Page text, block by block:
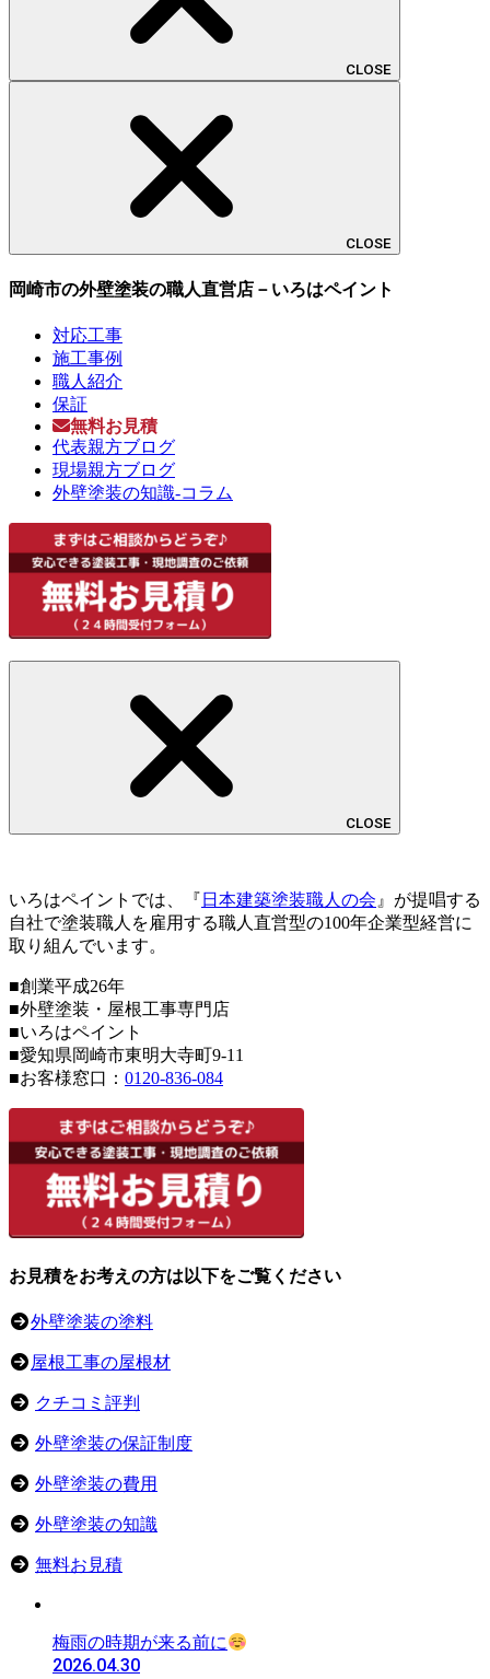
CLOSE
CLOSE
岡崎市の外壁塗装の職人直営店－いろはペイント
対応工事
施工事例
職人紹介
保証
無料お見積
代表親方ブログ
現場親方ブログ
外壁塗装の知識-コラム
CLOSE
いろはペイントでは、『 日本建築塗装職人の会 』が提唱する
自社で塗装職人を雇用する職人直営型の100年企業型経営に
取り組んでいます。
■創業平成26年
■外壁塗装・屋根工事専門店
■いろはペイント
■愛知県岡崎市東明大寺町9-11
■お客様窓口： 0120-836-084
お見積をお考えの方は以下をご覧ください
外壁塗装の塗料
屋根工事の屋根材
クチコミ評判
外壁塗装の保証制度
外壁塗装の費用
外壁塗装の知識
無料お見積
梅雨の時期が来る前に
2026.04.30